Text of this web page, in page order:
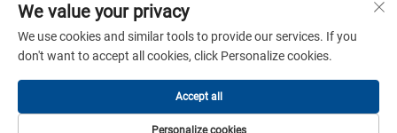
Informativa sulla privacy
We value your privacy
We use cookies and similar tools to provide our services. If you
don't want to accept all cookies, click Personalize cookies.
Personalize cookies
Accept all